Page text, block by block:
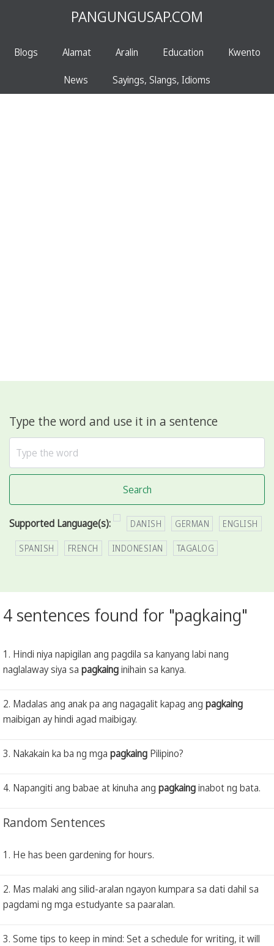
PANGUNGUSAP.COM
Blogs Alamat Aralin Education Kwento
News Sayings, Slangs, Idioms
Type the word and use it in a sentence
Search
Supported Language(s): DANISH GERMAN ENGLISH
SPANISH FRENCH INDONESIAN TAGALOG
4 sentences found for "pagkaing"
1. Hindi niya napigilan ang pagdila sa kanyang labi nang
naglalaway siya sa pagkainginihain sa kanya.
2. Madalas ang anak pa ang nagagalit kapag ang pagkaing
maibigan ay hindi agad maibigay.
3. Nakakain ka ba ng mga pagkaing Pilipino?
4. Napangiti ang babae at kinuha ang pagkainginabot ng bata.
Random Sentences
1. He has been gardening for hours.
2. Mas malaki ang silid-aralan ngayon kumpara sa dati dahil sa
pagdami ng mga estudyante sa paaralan.
3. Some tips to keep in mind: Set a schedule for writing, it will